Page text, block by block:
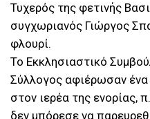
Τυχερός της φετινής
συγχωριανός Γιώργος
φλουρί.
Το Εκκλησιαστικό
Σύλλογος αφιέρωσαν ένα
στον ιερέα της ενορίας,
δεν μπόρεσε να